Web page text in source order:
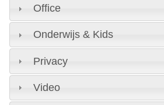
Office
Onderwijs & Kids
Privacy
Video